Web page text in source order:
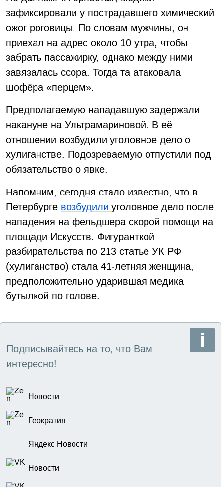
зафиксировали у пострадавшего химический
ожог роговицы. По словам мужчины, он
приехал на адрес около 10 утра, чтобы
забрать пассажирку, однако между ними
завязалась ссора. Тогда та атаковала
шофёра «перцем».
Предполагаемую нападавшую задержали
накануне на Ультрамариновой. В её
отношении возбудили уголовное дело о
хулиганстве. Подозреваемую отпустили под
обязательство о явке.
Напомним, сегодня стало известно, что в
Петербурге возбудили уголовное дело после
нападения на фельдшера скорой помощи на
площади Искусств. Фигуранткой
разбирательства по 213 статье УК РФ
(хулиганство) стала 41-летняя женщина,
предположительно ударившая медика
бутылкой по голове.
Подписывайтесь на то, что Вам
интересно!
Новости
Геократия
Яндекс Новости
Новости